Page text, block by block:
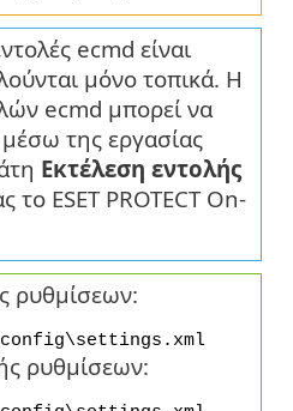
ecmd είναι
μόνο τοπικά. Η
ecmd μπορεί να
της εργασίας
Εκτέλεση εντολής
το ESET PROTECT On-
ρυθμίσεων:
ρυθμίσεων: